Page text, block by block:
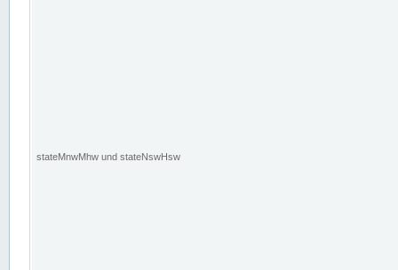
stateMnwMhw und stateNswHsw